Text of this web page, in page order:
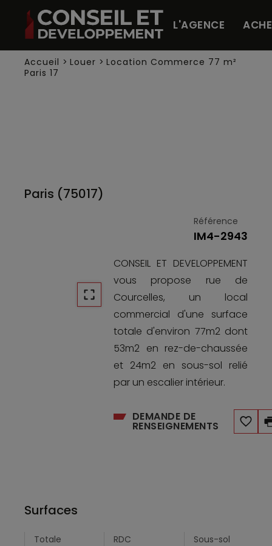
L'AGENCE
Accueil > Louer > Location Commerce 77 m²
Paris 17
Paris (75017)
Référence
IM4-2943
CONSEIL ET DEVELOPPEMENT
vous propose rue de
Courcelles, un local
commercial d'une surface
totale d'environ 77m2 dont
53m2 en rez-de-chaussée
et 24m2 en sous-sol relié
par un escalier intérieur.
DEMANDE DE
RENSEIGNEMENTS
Surfaces
Totale RDC Sous-sol